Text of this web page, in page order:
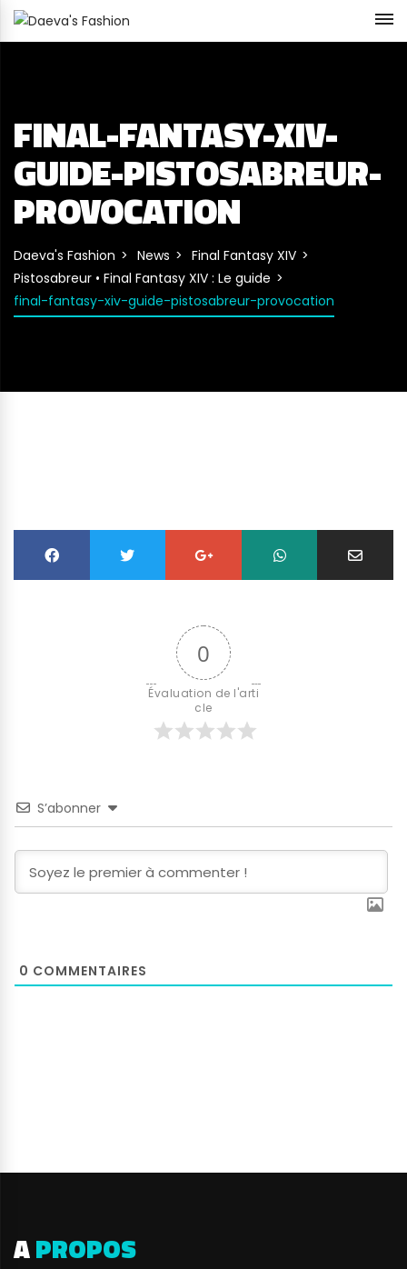
FINAL-FANTASY-XIV-
GUIDE-PISTOSABREUR-
PROVOCATION
Daeva's Fashion News
Final Fantasy XIV
Pistosabreur • Final Fantasy XIV : Le guide
final-fantasy-xiv-guide-pistosabreur-provocation
0
Évaluation de l'arti
cle
S’abonner
0 COMMENTAIRES
APROPOS